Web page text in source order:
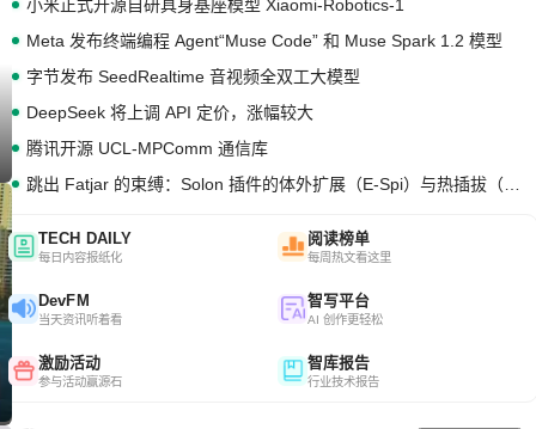
小米正式开源自研具身基座模型 Xiaomi-Robotics-1
Meta 发布终端编程 Agent“Muse Code” 和 Muse Spark 1.2 模型
字节发布 SeedRealtime 音视频全双工大模型
DeepSeek 将上调 API 定价，涨幅较大
腾讯开源 UCL-MPComm 通信库
TECH DAILY
每日内容报纸化
阅读榜单
每周热文看这里
DevFM
当天资讯听着看
智写平台
AI 创作更轻松
激励活动
参与活动赢源石
智库报告
行业技术报告